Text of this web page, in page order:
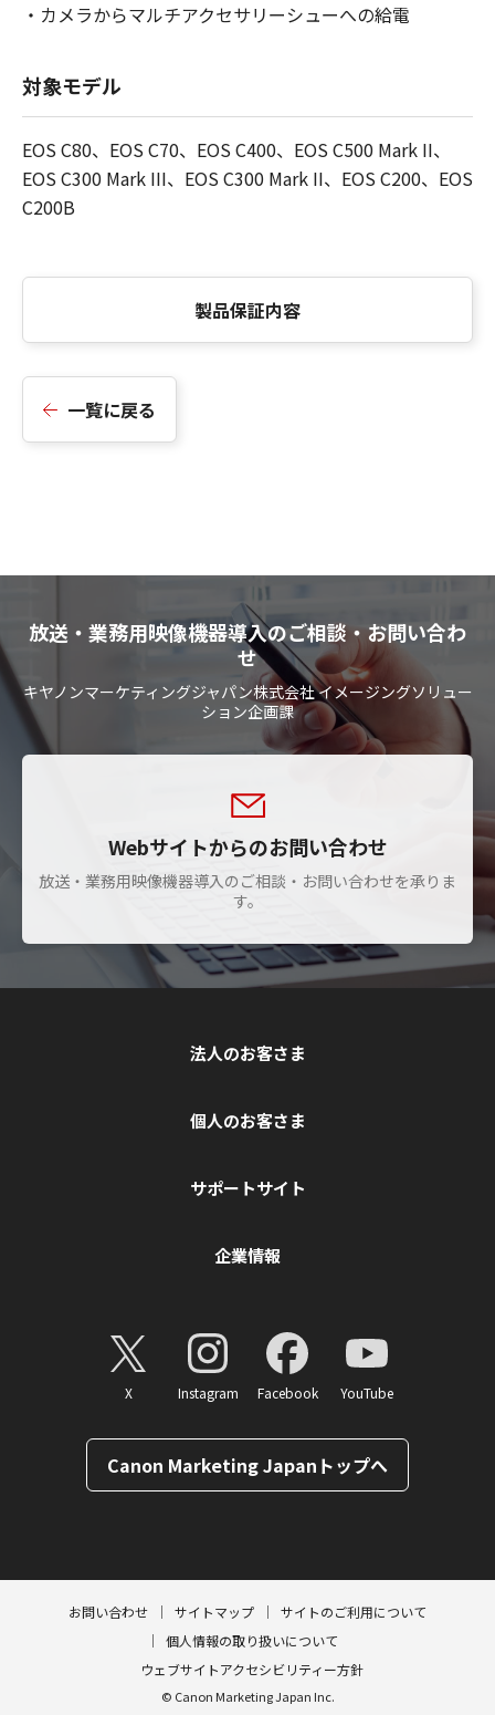
・カメラからマルチアクセサリーシューへの給電
対象モデル
EOS C80、EOS C70、EOS C400、EOS C500 Mark II、
EOS C300 Mark III、EOS C300 Mark II、EOS C200、EOS
C200B
製品保証内容
一覧に戻る
放送・業務用映像機器導入のご相談・お問い合わ
せ
キヤノンマーケティングジャパン株式会社 イメージングソリュー
ション企画課
Webサイトからのお問い合わせ
放送・業務用映像機器導入のご相談・お問い合わせを承りま
す。
法人のお客さま
個人のお客さま
サポートサイト
企業情報
X Instagram Facebook YouTube
Canon Marketing Japanトップへ
お問い合わせ サイトマップ
サイトのご利用について
個人情報の取り扱いについて
ウェブサイトアクセシビリティー方針
© Canon Marketing Japan Inc.